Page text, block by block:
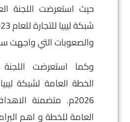
حيث استعرضت اللجنة
والصعوبات التي واجهت
وكما استعرضت
2026م. متضمنة
العامة للخطة و اهم